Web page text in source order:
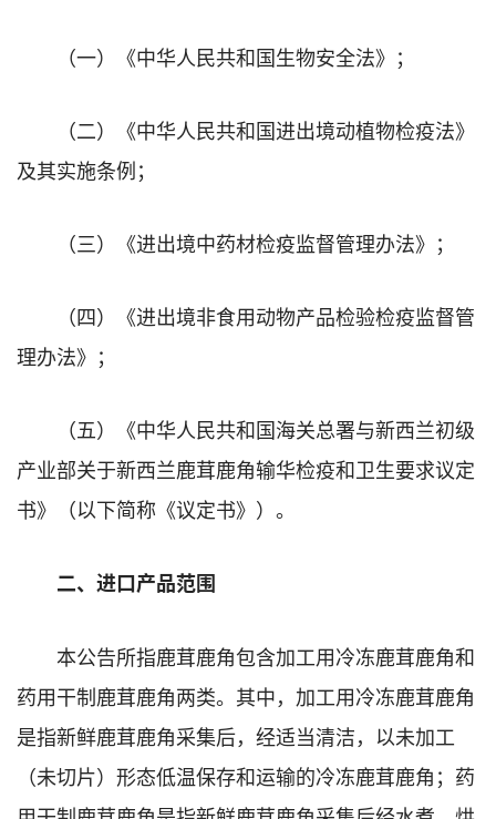
（一）《中华人民共和国生物安全法》；
（二）《中华人民共和国进出境动植物检疫法》
及其实施条例；
（三）《进出境中药材检疫监督管理办法》；
（四）《进出境非食用动物产品检验检疫监督管
理办法》；
（五）《中华人民共和国海关总署与新西兰初级
产业部关于新西兰鹿茸鹿角输华检疫和卫生要求议定
书》（以下简称《议定书》）。
二、进口产品范围
本公告所指鹿茸鹿角包含加工用冷冻鹿茸鹿角和
药用干制鹿茸鹿角两类。其中，加工用冷冻鹿茸鹿角
是指新鲜鹿茸鹿角采集后，经适当清洁，以未加工
（未切片）形态低温保存和运输的冷冻鹿茸鹿角；药